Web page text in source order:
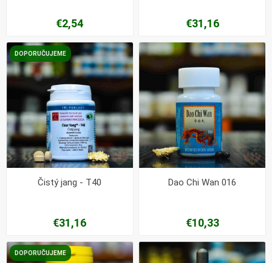
€2,54 €31,16
DOPORUČUJEME
Čistý jang - T40
€31,16
Dao Chi Wan 016
€10,33
DOPORUČUJEME